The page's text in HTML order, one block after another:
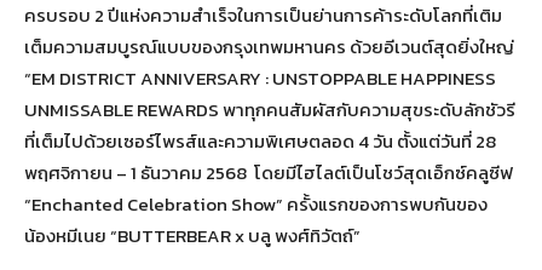
ครบรอบ 2 ปีแห่งความสำเร็จในการเป็นย่านการค้าระดับโลกที่เติม
เต็มความสมบูรณ์แบบของกรุงเทพมหานคร ด้วยอีเวนต์สุดยิ่งใหญ่
“EM DISTRICT ANNIVERSARY : UNSTOPPABLE HAPPINESS
UNMISSABLE REWARDS พาทุกคนสัมผัสกับความสุขระดับลักชัวรี
ที่เต็มไปด้วยเซอร์ไพรส์และความพิเศษตลอด 4 วัน ตั้งแต่วันที่ 28
พฤศจิกายน – 1 ธันวาคม 2568 โดยมีไฮไลต์เป็นโชว์สุดเอ็กซ์คลูซีฟ
“Enchanted Celebration Show” ครั้งแรกของการพบกันของ
น้องหมีเนย “BUTTERBEAR x บลู พงศ์ทิวัตถ์”